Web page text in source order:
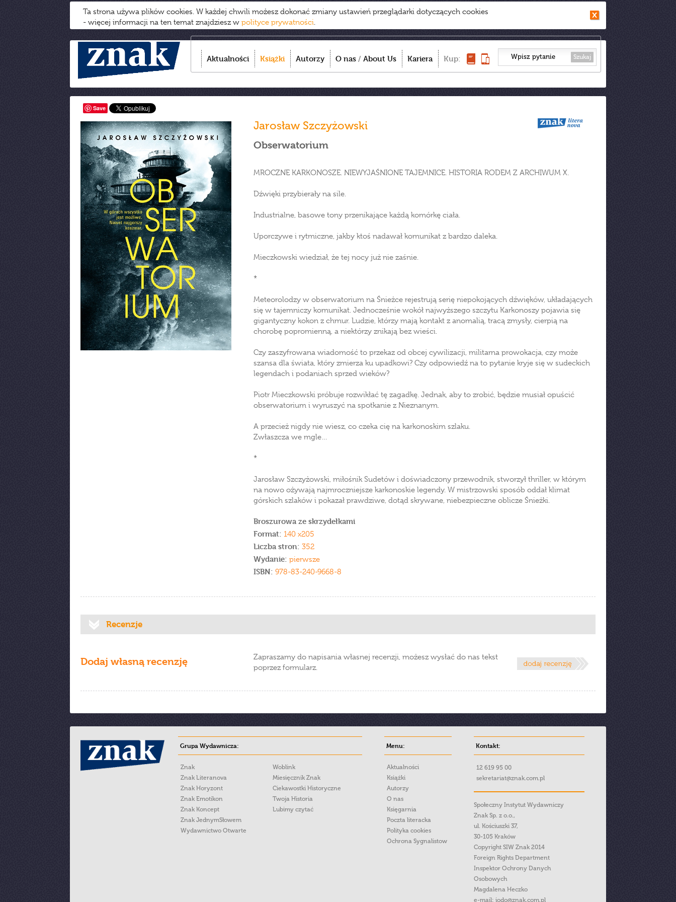
Ta strona używa plików cookies. W każdej chwili możesz dokonać zmiany ustawień przeglądarki dotyczących cookies
- więcej informacji na ten temat znajdziesz w polityce prywatności.
Aktualności Książki Autorzy O nas / About Us Kariera Kup: Szukaj
Save
Jarosław Szczyżowski
Obserwatorium
MROCZNE KARKONOSZE. NIEWYJAŚNIONE TAJEMNICE. HISTORIA RODEM Z ARCHIWUM X.
Dźwięki przybierały na sile.
Industrialne, basowe tony przenikające każdą komórkę ciała.
Uporczywe i rytmiczne, jakby ktoś nadawał komunikat z bardzo daleka.
Mieczkowski wiedział, że tej nocy już nie zaśnie.
*
Meteorolodzy w obserwatorium na Śnieżce rejestrują serię niepokojących dźwięków, układających
się w tajemniczy komunikat. Jednocześnie wokół najwyższego szczytu Karkonoszy pojawia się
gigantyczny kokon z chmur. Ludzie, którzy mają kontakt z anomalią, tracą zmysły, cierpią na
chorobę popromienną, a niektórzy znikają bez wieści.
Czy zaszyfrowana wiadomość to przekaz od obcej cywilizacji, militarna prowokacja, czy może
szansa dla świata, który zmierza ku upadkowi? Czy odpowiedź na to pytanie kryje się w sudeckich
legendach i podaniach sprzed wieków?
Piotr Mieczkowski próbuje rozwikłać tę zagadkę. Jednak, aby to zrobić, będzie musiał opuścić
obserwatorium i wyruszyć na spotkanie z Nieznanym.
A przecież nigdy nie wiesz, co czeka cię na karkonoskim szlaku.
Zwłaszcza we mgle…
*
Jarosław Szczyżowski, miłośnik Sudetów i doświadczony przewodnik, stworzył thriller, w którym
na nowo ożywają najmroczniejsze karkonoskie legendy. W mistrzowski sposób oddał klimat
górskich szlaków i pokazał prawdziwe, dotąd skrywane, niebezpieczne oblicze Śnieżki.
Broszurowa ze skrzydełkami
Format: 140 x205
Liczba stron: 352
Wydanie: pierwsze
ISBN: 978-83-240-9668-8
Recenzje
Dodaj własną recenzję
Zapraszamy do napisania własnej recenzji, możesz wysłać do nas tekst
poprzez formularz.
Grupa Wydawnicza:
Znak
Znak Literanova
Znak Horyzont
Znak Emotikon
Znak Koncept
Znak JednymSłowem
Wydawnictwo Otwarte
Woblink
Miesięcznik Znak
Ciekawostki Historyczne
Twoja Historia
Lubimy czytać
Menu:
Aktualności
Książki
Autorzy
O nas
Księgarnia
Poczta literacka
Polityka cookies
Ochrona Sygnalistow
Kontakt:
12 619 95 00
sekretariat@znak.com.pl
Społeczny Instytut Wydawniczy
Znak Sp. z o.o.,
ul. Kościuszki 37,
30-105 Kraków
Copyright SIW Znak 2014
Foreign Rights Department
Inspektor Ochrony Danych
Osobowych
Magdalena Heczko
e-mail: iodo@znak.com.pl